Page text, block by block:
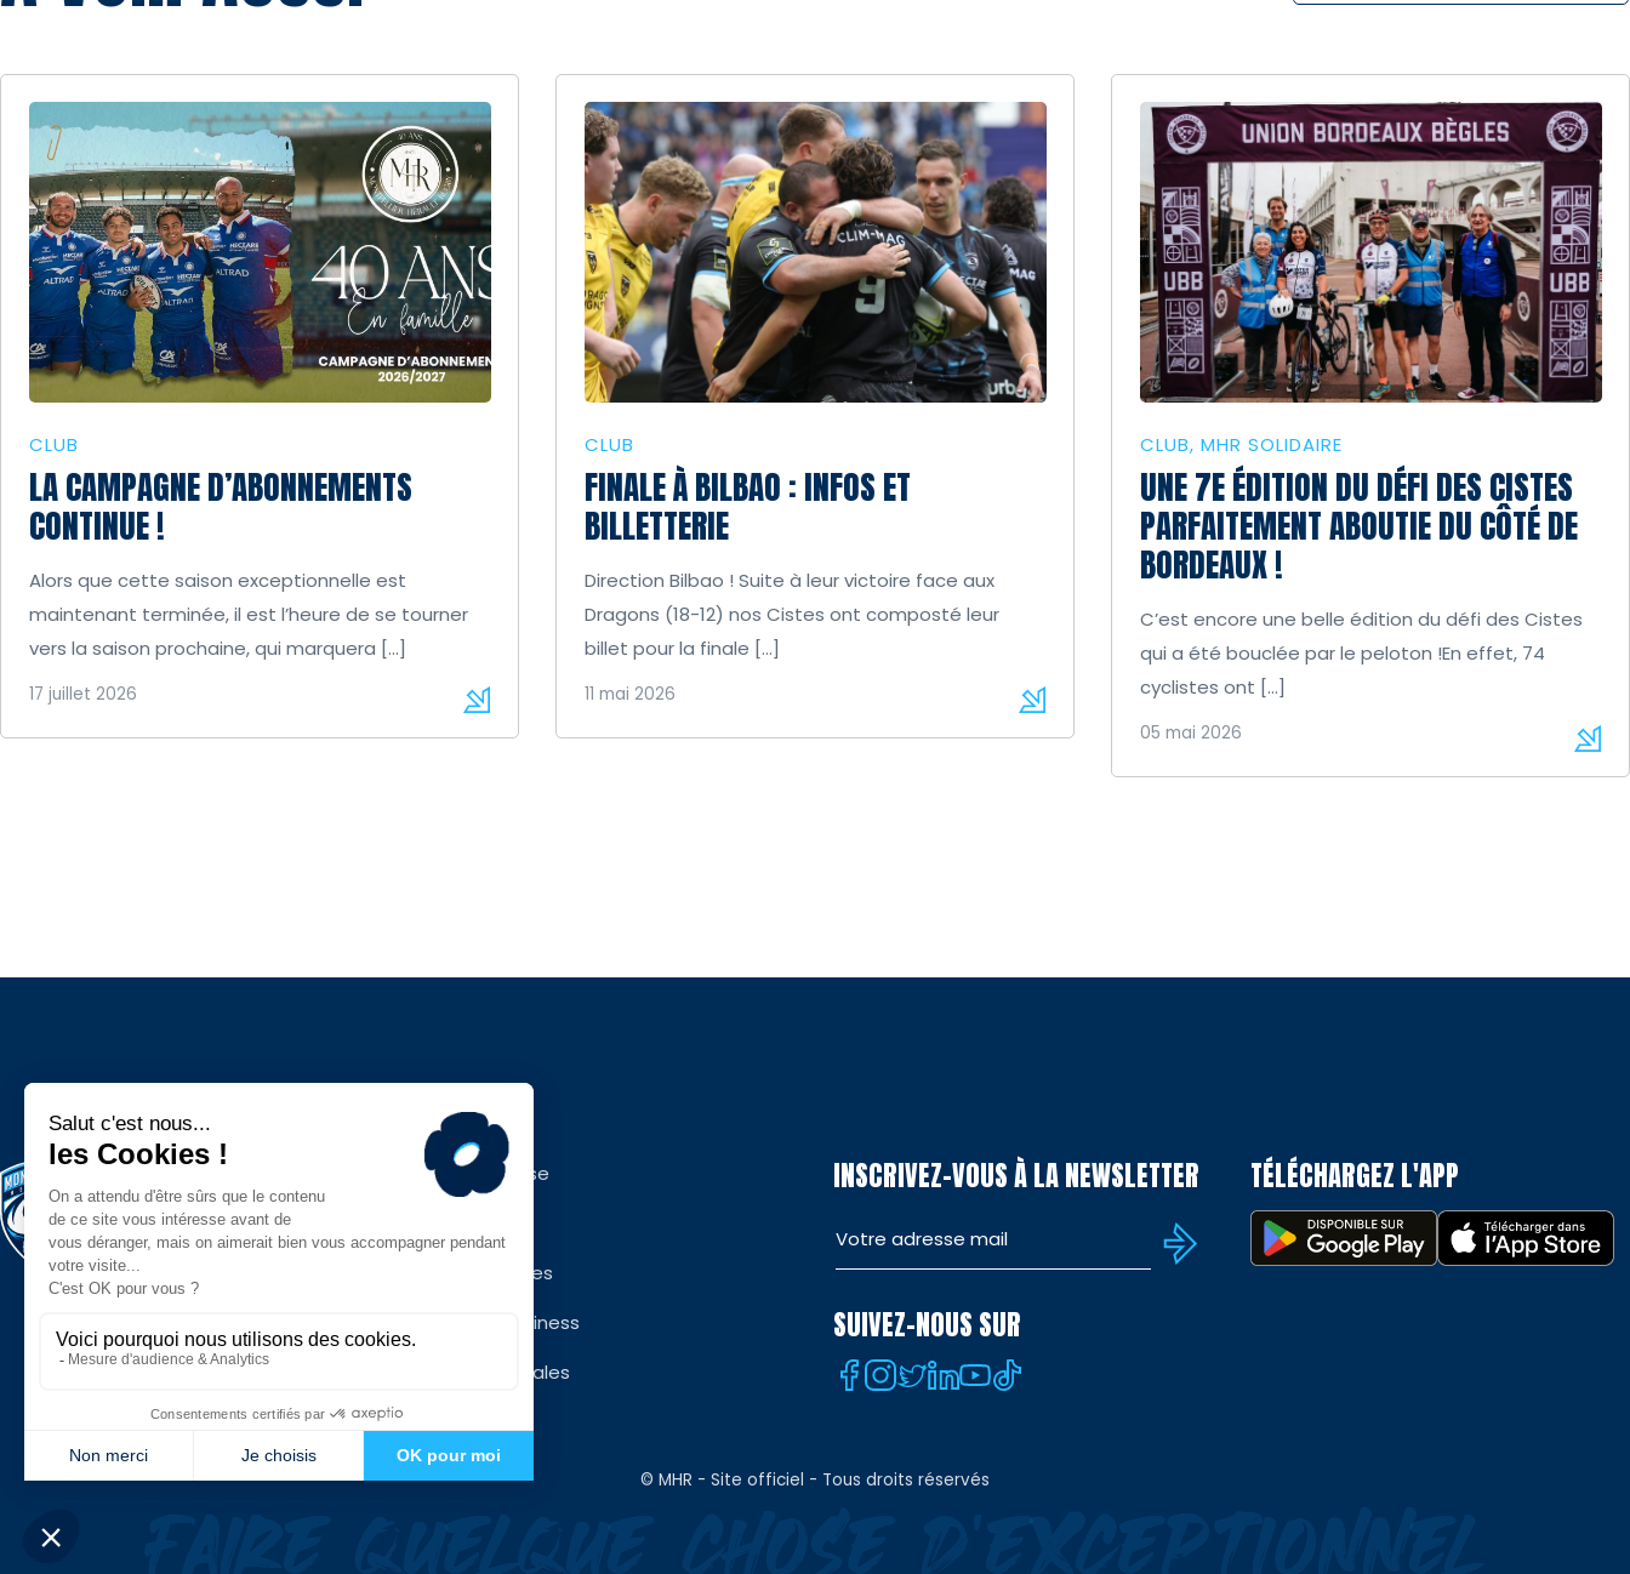
CLUB
LA CAMPAGNE D’ABONNEMENTS
CONTINUE !
Alors que cette saison exceptionnelle est
maintenant terminée, il est l’heure de se tourner
vers la saison prochaine, qui marquera […]
17 juillet 2026
CLUB
FINALE À BILBAO : INFOS ET
BILLETTERIE
Direction Bilbao ! Suite à leur victoire face aux
Dragons (18-12) nos Cistes ont composté leur
billet pour la finale […]
11 mai 2026
CLUB MHR SOLIDAIRE
UNE 7E ÉDITION DU DÉFI DES CISTES
PARFAITEMENT ABOUTIE DU CÔTÉ DE
BORDEAUX !
C’est encore une belle édition du défi des Cistes
qui a été bouclée par le peloton !En effet, 74
cyclistes ont […]
05 mai 2026
Espace presse
Infos pratiques
Mon MHR Business
Mentions légales
INSCRIVEZ-VOUS À LA NEWSLETTER
SUIVEZ-NOUS SUR
TÉLÉCHARGEZ L'APP
© MHR - Site officiel - Tous droits réservés